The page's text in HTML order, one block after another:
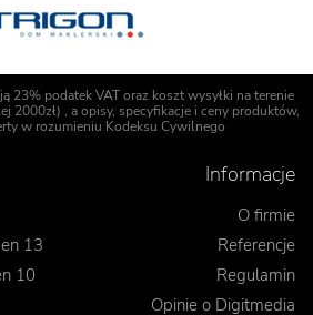
23% podatek VAT oraz koszt wysyłki na terenie
2000zł) , a opisy, specyfikacje i ceny produktów,
w rozumieniu Kodeksu Cywilnego
13
10
Informacje
O firmie
Referencje
Regulamin
Opinie o Digitmedia